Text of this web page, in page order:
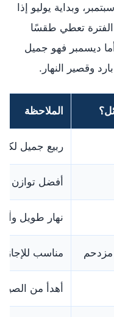
وبداية يوليو إذا
الفترة تعطي طقسًا
ديسمبر فهو جميل
وقصير النهار.
الملاحظة
ربيع جميل
أفضل توازن
نهار طويل
مناسب
أهدأ من